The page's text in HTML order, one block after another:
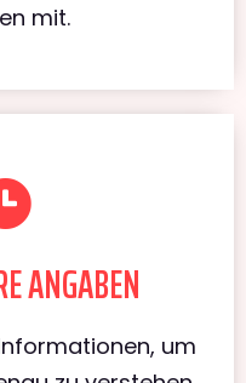
mit.
ANGABEN
um